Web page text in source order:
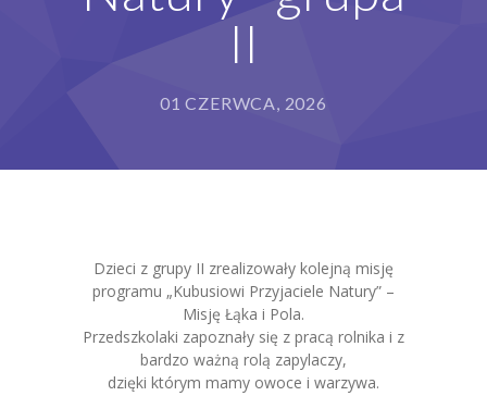
II
01 CZERWCA, 2026
Dzieci z grupy II zrealizowały kolejną misję
programu „Kubusiowi Przyjaciele Natury” –
Misję Łąka i Pola.
Przedszkolaki zapoznały się z pracą rolnika i z
bardzo ważną rolą zapylaczy,
dzięki którym mamy owoce i warzywa.